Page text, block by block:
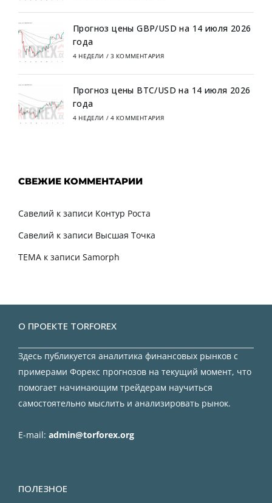
Прогноз цены GBP/USD на 14 июля 2026
года
4 НЕДЕЛИ / 3 КОММЕНТАРИЯ
Прогноз цены BTC/USD на 14 июля 2026
года
4 НЕДЕЛИ / 4 КОММЕНТАРИЯ
СВЕЖИЕ КОММЕНТАРИИ
Савелий к записи Контур Роста
Савелий к записи Высшая Точка
TEMA к записи Samorph
О ПРОЕКТЕ TORFOREX
Здесь публикуется аналитика финансовых рынков с
примерами Форекс прогнозов на текущий момент, что
помогает начинающим трейдерам научиться
самостоятельно мыслить и анализировать рынок.
E-mail: admin@torforex.org
ПОЛЕЗНОЕ